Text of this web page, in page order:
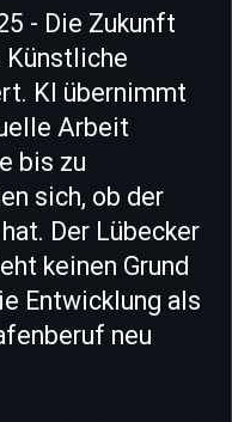
- Die Zukunft
KI übernimmt
Arbeit
bis zu
sich, ob der
Der Lübecker
keinen Grund
Entwicklung als
neu